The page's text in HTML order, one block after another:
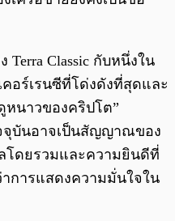
Classic กับหนึ่งใน
อร์เรนซีที่โด่งดังที่สุดและ
หนาวของคริปโต”
จุบันอาจเป็นสัญญาณของ
โดยรวมและความยินดีที่
การแสดงความมั่นใจใน